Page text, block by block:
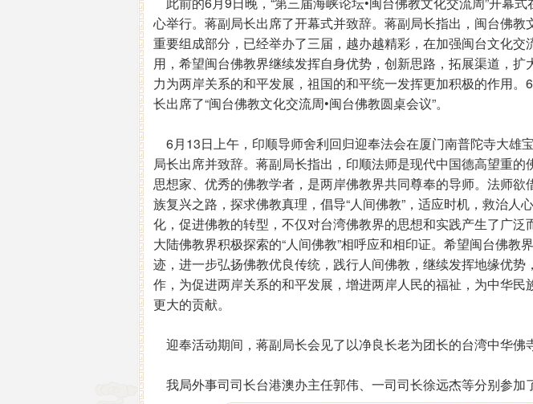
心举行。蒋副局长出席了开幕式并致辞。蒋副局长指出，闽台佛教
重要组成部分，已经举办了三届，越办越精彩，在加强闽台文化交
用，希望闽台佛教界继续发挥自身优势，创新思路，拓展渠道，扩
力为两岸关系的和平发展，祖国的和平统一发挥更加积极的作用。
长出席了“闽台佛教文化交流周•闽台佛教圆桌会议”。
6月13日上午，印顺导师舍利回归迎奉法会在厦门南普陀寺大雄
局长出席并致辞。蒋副局长指出，印顺法师是现代中国德高望重的
思想家、优秀的佛教学者，是两岸佛教界共同尊奉的导师。法师欲
族复兴之路，探求佛教真理，倡导“人间佛教”，适应时机，救治人
化，促进佛教的转型，不仅对台湾佛教界的思想和实践产生了广泛
大陆佛教界积极探索的“人间佛教”相呼应和相印证。希望闽台佛教
迹，进一步弘扬佛教优良传统，践行人间佛教，继续发挥地缘优势
作，为促进两岸关系的和平发展，增进两岸人民的福祉，为中华民
更大的贡献。
迎奉活动期间，蒋副局长会见了以净良长老为团长的台湾中华佛
我局外事司司长台港澳办主任郭伟、一司司长徐远杰等分别参加